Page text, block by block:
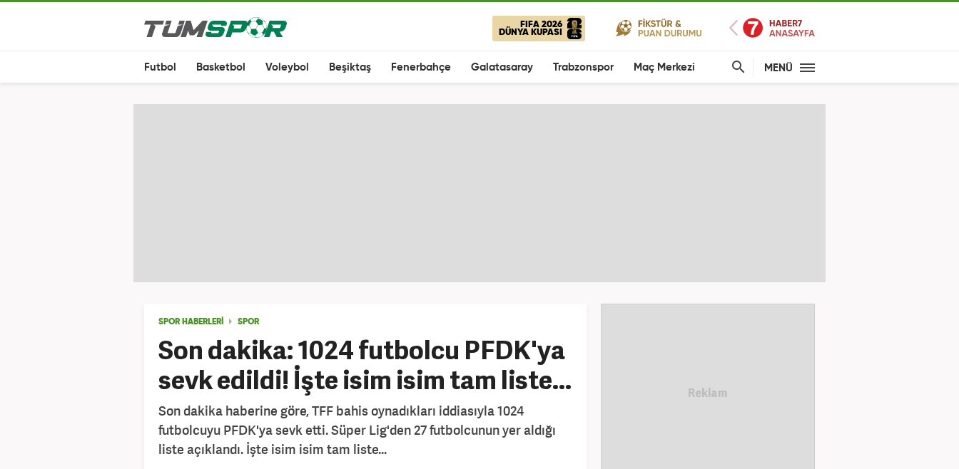
FIFA 2026
DÜNYA KUPASI
Futbol Basketbol Voleybol Beşiktaş Fenerbahçe Galatasaray Trabzonspor Maç Merkezi MENÜ
SPOR HABERLERİ SPOR
Son dakika: 1024 futbolcu PFDK'ya
sevk edildi! İşte isim isim tam liste...
Son dakika haberine göre, TFF bahis oynadıkları iddiasıyla 1024
futbolcuyu PFDK'ya sevk etti. Süper Lig'den 27 futbolcunun yer aldığı
liste açıklandı. İşte isim isim tam liste...